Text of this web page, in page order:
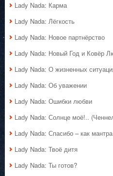
Lady Nada: Карма
Lady Nada: Лёгкость
Lady Nada: Новое партнёрство
Lady Nada: Новый Год и Ковёр
Lady Nada: О жизненных
Lady Nada: Об уважении
Lady Nada: Ошибки любви
Lady Nada: Солнце моё!..
Lady Nada: Спасибо – как мантра
Lady Nada: Твоё дитя
Lady Nada: Ты готов?